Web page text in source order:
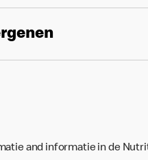
and informatie in de